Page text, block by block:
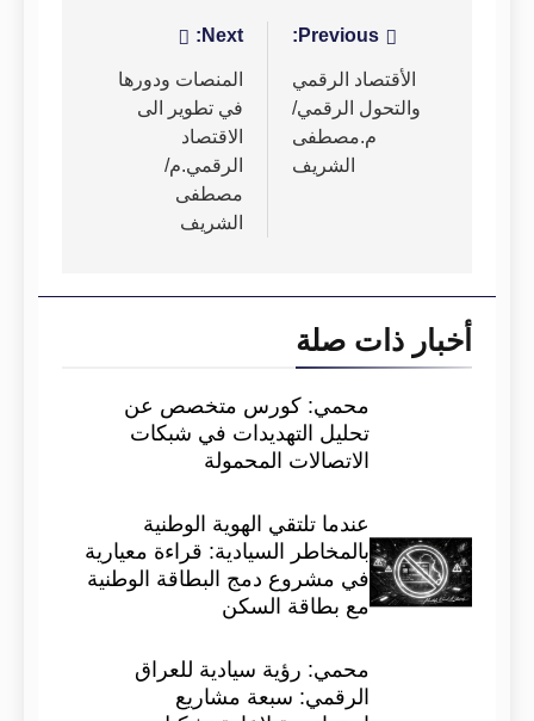
تصفّح
المقالات
Previous:
الأقتصاد الرقمي
والتحول الرقمي/
م.مصطفى
الشريف
Next:
المنصات ودورها
في تطوير الى
الاقتصاد
الرقمي.م/
مصطفى
الشريف
أخبار ذات صلة
محمي: كورس متخصص عن
تحليل التهديدات في شبكات
الاتصالات المحمولة
عندما تلتقي الهوية الوطنية
بالمخاطر السيادية: قراءة معيارية
في مشروع دمج البطاقة الوطنية
مع بطاقة السكن
محمي: رؤية سيادية للعراق
الرقمي: سبعة مشاريع